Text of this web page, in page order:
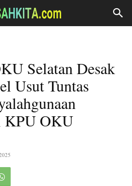
Selatan Desak
Usut Tuntas
KPU OKU